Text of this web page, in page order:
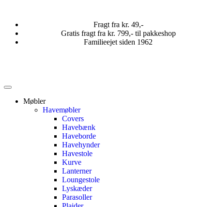
Fragt fra kr. 49,-
Gratis fragt fra kr. 799,- til pakkeshop
Familieejet siden 1962
Møbler
Havemøbler
Covers
Havebænk
Haveborde
Havehynder
Havestole
Kurve
Lanterner
Loungestole
Lyskæder
Parasoller